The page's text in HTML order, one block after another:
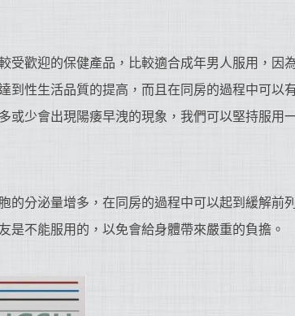
受歡迎的保健產品，比較適合成年男人服用，因
到性生活品質的提高，而且在同房的過程中可以
或少會出現陽痿早洩的現象，我們可以堅持服用
的分泌量增多，在同房的過程中可以起到緩解前
是不能服用的，以免會給身體帶來嚴重的負擔。